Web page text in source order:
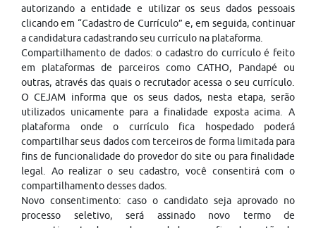
autorizando a entidade e utilizar os seus dados pessoais
clicando em “Cadastro de Currículo” e, em seguida, continuar
a candidatura cadastrando seu currículo na plataforma.
Compartilhamento de dados: o cadastro do currículo é feito
em plataformas de parceiros como CATHO, Pandapé ou
outras, através das quais o recrutador acessa o seu currículo.
O CEJAM informa que os seus dados, nesta etapa, serão
utilizados unicamente para a finalidade exposta acima. A
plataforma onde o currículo fica hospedado poderá
compartilhar seus dados com terceiros de forma limitada para
fins de funcionalidade do provedor do site ou para finalidade
legal. Ao realizar o seu cadastro, você consentirá com o
compartilhamento desses dados.
Novo consentimento: caso o candidato seja aprovado no
processo seletivo, será assinado novo termo de